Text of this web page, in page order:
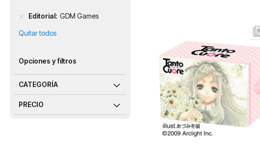
Editorial GDM Games
Quitar todos
Opciones y filtros
CATEGORÍA
PRECIO